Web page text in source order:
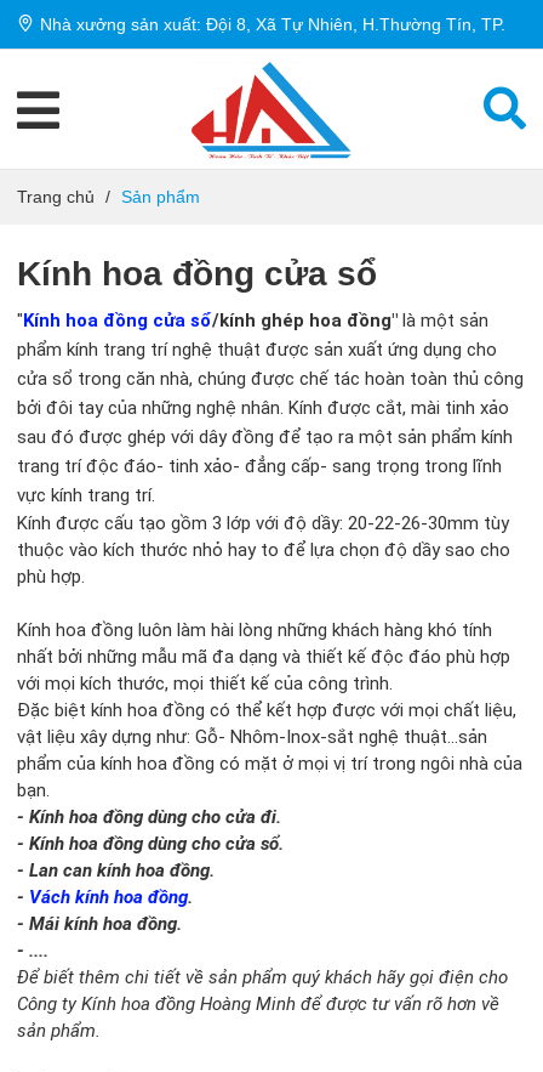
Nhà xưởng sản xuất: Đội 8, Xã Tự Nhiên, H.Thường Tín, TP.
Trang chủ / Sản phẩm
Kính hoa đồng cửa sổ
"Kính hoa đồng cửa sổ/kính ghép hoa đồng" là một sản
phẩm kính trang trí nghệ thuật được sản xuất ứng dụng cho
cửa sổ trong căn nhà, chúng được chế tác hoàn toàn thủ công
bởi đôi tay của những nghệ nhân. Kính được cắt, mài tinh xảo
sau đó được ghép với dây đồng để tạo ra một sản phẩm kính
trang trí độc đáo- tinh xảo- đẳng cấp- sang trọng trong lĩnh
vực kính trang trí.
Kính được cấu tạo gồm 3 lớp với độ dầy: 20-22-26-30mm tùy
thuộc vào kích thước nhỏ hay to để lựa chọn độ dầy sao cho
phù hợp.
Kính hoa đồng luôn làm hài lòng những khách hàng khó tính
nhất bởi những mẫu mã đa dạng và thiết kế độc đáo phù hợp
với mọi kích thước, mọi thiết kế của công trình.
Đặc biệt kính hoa đồng có thể kết hợp được với mọi chất liệu,
vật liệu xây dựng như: Gỗ- Nhôm-Inox-sắt nghệ thuật...sản
phẩm của kính hoa đồng có mặt ở mọi vị trí trong ngôi nhà của
bạn.
- Kính hoa đồng dùng cho cửa đi.
- Kính hoa đồng dùng cho cửa sổ.
- Lan can kính hoa đồng.
- Vách kính hoa đồng.
- Mái kính hoa đồng.
- ....
Để biết thêm chi tiết về sản phẩm quý khách hãy gọi điện cho
Công ty Kính hoa đồng Hoàng Minh để được tư vấn rõ hơn về
sản phẩm.